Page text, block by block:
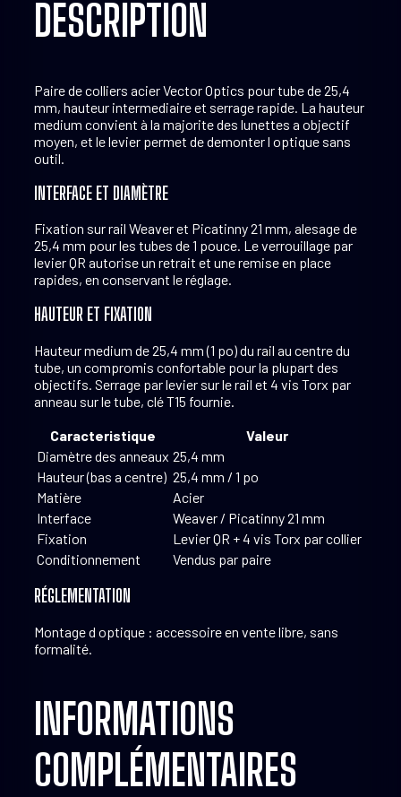
DESCRIPTION
Paire de colliers acier Vector Optics pour tube de 25,4
mm, hauteur intermediaire et serrage rapide. La hauteur
medium convient à la majorite des lunettes a objectif
moyen, et le levier permet de demonter l optique sans
outil.
INTERFACE ET DIAMÈTRE
Fixation sur rail Weaver et Picatinny 21 mm, alesage de
25,4 mm pour les tubes de 1 pouce. Le verrouillage par
levier QR autorise un retrait et une remise en place
rapides, en conservant le réglage.
HAUTEUR ET FIXATION
Hauteur medium de 25,4 mm (1 po) du rail au centre du
tube, un compromis confortable pour la plupart des
objectifs. Serrage par levier sur le rail et 4 vis Torx par
anneau sur le tube, clé T15 fournie.
Caracteristique
Valeur
Diamètre des anneaux 25,4 mm
Hauteur (bas a centre) 25,4 mm / 1 po
Matière
Acier
Interface
Weaver / Picatinny 21 mm
Fixation
Levier QR + 4 vis Torx par collier
Conditionnement
Vendus par paire
RÉGLEMENTATION
Montage d optique : accessoire en vente libre, sans
formalité.
INFORMATIONS
COMPLÉMENTAIRES